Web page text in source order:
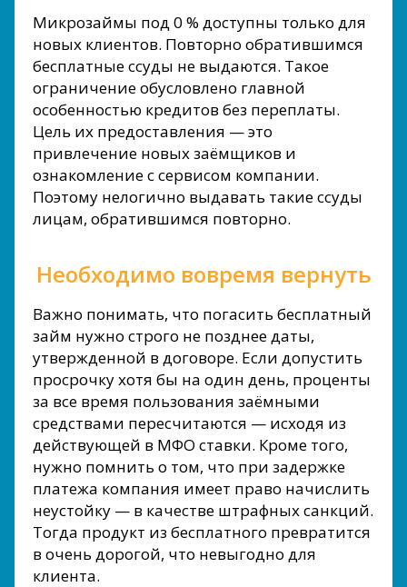
Микрозаймы под 0 % доступны только для
новых клиентов. Повторно обратившимся
бесплатные ссуды не выдаются. Такое
ограничение обусловлено главной
особенностью кредитов без переплаты.
Цель их предоставления — это
привлечение новых заёмщиков и
ознакомление с сервисом компании.
Поэтому нелогично выдавать такие ссуды
лицам, обратившимся повторно.
Необходимо вовремя вернуть
Важно понимать, что погасить бесплатный
займ нужно строго не позднее даты,
утвержденной в договоре. Если допустить
просрочку хотя бы на один день, проценты
за все время пользования заёмными
средствами пересчитаются — исходя из
действующей в МФО ставки. Кроме того,
нужно помнить о том, что при задержке
платежа компания имеет право начислить
неустойку — в качестве штрафных санкций.
Тогда продукт из бесплатного превратится
в очень дорогой, что невыгодно для
клиента.